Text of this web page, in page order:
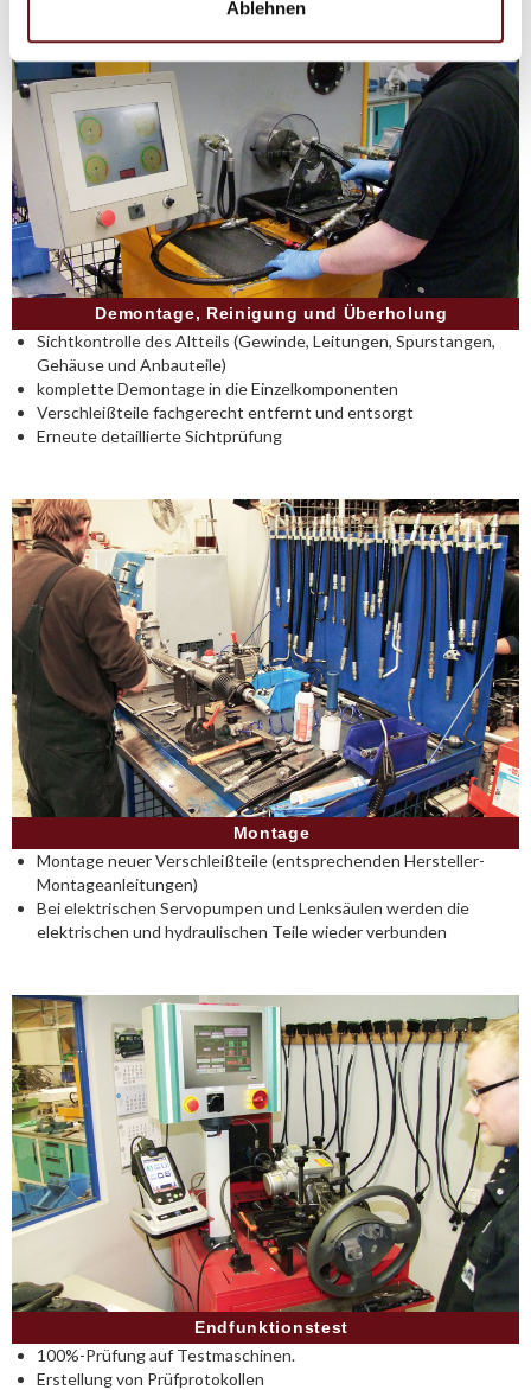
Ablehnen
Demontage, Reinigung und Überholung
Sichtkontrolle des Altteils (Gewinde, Leitungen, Spurstangen,
Gehäuse und Anbauteile)
komplette Demontage in die Einzelkomponenten
Verschleißteile fachgerecht entfernt und entsorgt
Erneute detaillierte Sichtprüfung
Montage
Montage neuer Verschleißteile (entsprechenden Hersteller-
Montageanleitungen)
Bei elektrischen Servopumpen und Lenksäulen werden die
elektrischen und hydraulischen Teile wieder verbunden
Endfunktionstest
100%-Prüfung auf Testmaschinen.
Erstellung von Prüfprotokollen